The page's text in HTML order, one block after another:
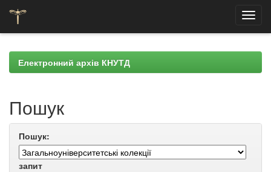
navigationЕлектронний архів КНУТД
Пошук
Пошук:
запит